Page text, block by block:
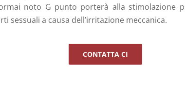
noto G punto porterà alla stimolazione
sessuali a causa dell’irritazione meccanica.
CONTATTA CI